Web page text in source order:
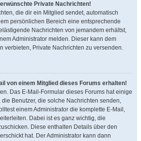
Private Nachrichten!
die dir ein Mitglied sendet, automatisch
persönlichen Bereich eine entsprechende
Nachrichten von jemandem erhältst,
Administrator melden. Dieser kann dem
verbieten, Private Nachrichten zu versenden.
von einem Mitglied dieses Forums erhalten!
Das E-Mail-Formular dieses Forums hat einige
Benutzer, die solche Nachrichten senden,
einem Administrator die komplette E-Mail,
Dabei ist es ganz wichtig, die
Diese enthalten Details über den
hat. Der Administrator kann dann